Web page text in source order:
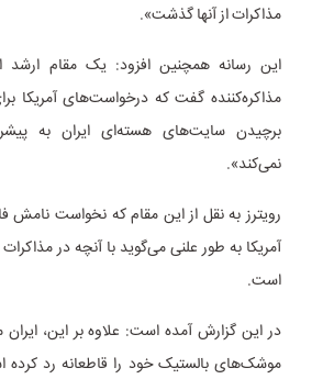
مذاکرات از آنها گذشت».
این رسانه همچنین افزود: یک مقام ارشد
مذاکره‌کننده گفت که درخواست‌های آمریکا
برچیدن سایت‌های هسته‌ای ایران به
نمی‌کند».
رویترز به نقل از این مقام که نخواست نامش
آمریکا به طور علنی می‌گوید با آنچه در
است.
در این گزارش آمده است: علاوه بر این، ایران
موشک‌های بالستیک خود را قاطعانه رد کرده